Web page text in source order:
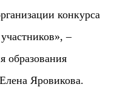
конкурса
–
образования
Яровикова.